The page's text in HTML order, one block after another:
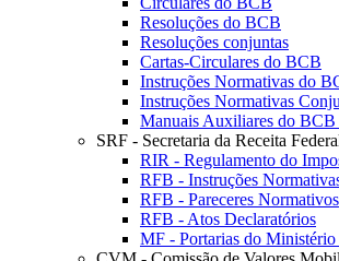
Resoluções do BCB
Resoluções conjuntas
Cartas-Circulares do BCB
Instruções Normativas do
Instruções Normativas
Manuais Auxiliares do BCB
SRF - Secretaria da Receita
RIR - Regulamento do
RFB - Instruções
RFB - Pareceres Normativos
RFB - Atos Declaratórios
MF - Portarias do Ministério